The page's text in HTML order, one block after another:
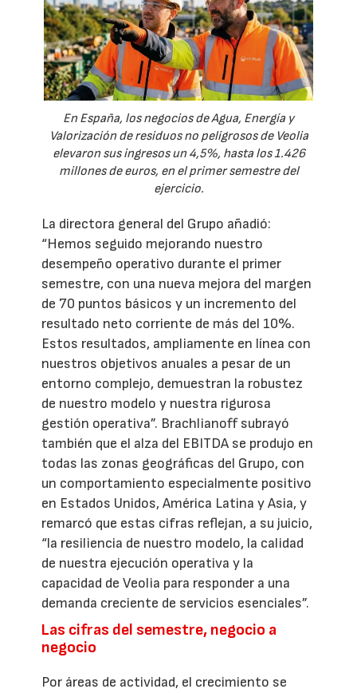
En España, los negocios de Agua, Energía y
Valorización de residuos no peligrosos de Veolia
elevaron sus ingresos un 4,5%, hasta los 1.426
millones de euros, en el primer semestre del
ejercicio.
La directora general del Grupo añadió:
“Hemos seguido mejorando nuestro
desempeño operativo durante el primer
semestre, con una nueva mejora del margen
de 70 puntos básicos y un incremento del
resultado neto corriente de más del 10%.
Estos resultados, ampliamente en línea con
nuestros objetivos anuales a pesar de un
entorno complejo, demuestran la robustez
de nuestro modelo y nuestra rigurosa
gestión operativa”. Brachlianoff subrayó
también que el alza del EBITDA se produjo en
todas las zonas geográficas del Grupo, con
un comportamiento especialmente positivo
en Estados Unidos, América Latina y Asia, y
remarcó que estas cifras reflejan, a su juicio,
“la resiliencia de nuestro modelo, la calidad
de nuestra ejecución operativa y la
capacidad de Veolia para responder a una
demanda creciente de servicios esenciales”.
Las cifras del semestre, negocio a
negocio
Por áreas de actividad, el crecimiento se